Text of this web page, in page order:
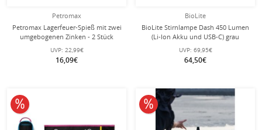
Petromax
Petromax Lagerfeuer-Spieß mit zwei
umgebogenen Zinken - 2 Stück
UVP: 22,99€
16,09€
BioLite
BioLite Stirnlampe Dash 450 Lumen
(Li-Ion Akku und USB-C) grau
UVP: 69,95€
64,50€
14% reduziert 10% reduziert